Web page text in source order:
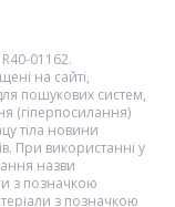
R40-01162.
на сайті,
пошукових систем,
(гіперпосилання)
тіла новини
При використанні у
назви
з позначкою
з позначкою